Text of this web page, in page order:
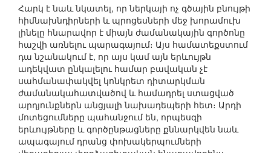
Հարկ է նաև նկատել, որ ներկայի ոչ գծային բնույթի
հիմնախնդիրների և պրոցեսների մեջ խորամուխ
լինելը հնարավոր է միայն ժամանակային գործոնը
հաշվի առնելու պարագայում։ Այս համատեքստում
դա նշանակում է, որ այս կամ այն երևույթն
ադեկվատ ընկալելու համար բավական չէ
սահմանափակվել կոնկրետ դիտարկման
ժամանակահատվածով և համադրել ստացված
արդյունքներն անցյալի նախադեպերի հետ։ Արդի
մոտեցումները պահանջում են, որպեսզի
երևույթները և գործընթացները քննարկվեն նաև
ապագայում դրանց փոխակերպումների